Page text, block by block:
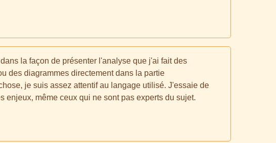
la façon de présenter l'analyse que j'ai fait des
des diagrammes directement dans la partie
je suis assez attentif au langage utilisé. J'essaie de
enjeux, même ceux qui ne sont pas experts du sujet.